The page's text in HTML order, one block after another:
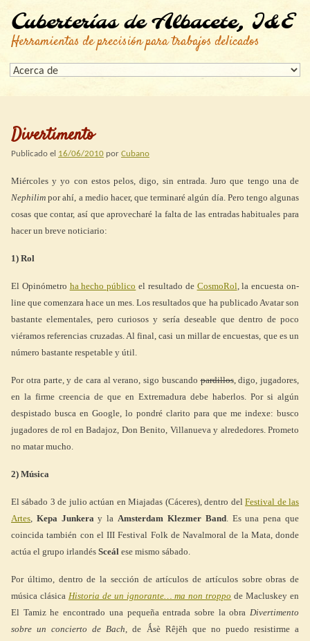
Cuberterías de Albacete, I&E
Herramientas de precisión para trabajos delicados
Divertimento
Publicado el 16/06/2010 por Cubano
Miércoles y yo con estos pelos, digo, sin entrada. Juro que tengo una de
Nephilim por ahí, a medio hacer, que terminaré algún día. Pero tengo algunas
cosas que contar, así que aprovecharé la falta de las entradas habituales para
hacer un breve noticiario:
1) Rol
El Opinómetro ha hecho público el resultado de CosmoRol, la encuesta on-
line que comenzara hace un mes. Los resultados que ha publicado Avatar son
bastante elementales, pero curiosos y sería deseable que dentro de poco
viéramos referencias cruzadas. Al final, casi un millar de encuestas, que es un
número bastante respetable y útil.
Por otra parte, y de cara al verano, sigo buscandopardillos, digo, jugadores,
en la firme creencia de que en Extremadura debe haberlos. Por si algún
despistado busca en Google, lo pondré clarito para que me indexe: busco
jugadores de rol en Badajoz, Don Benito, Villanueva y alrededores. Prometo
no matar mucho.
2) Música
El sábado 3 de julio actúan en Miajadas (Cáceres), dentro delFestival de las
Artes, Kepa Junkeray laAmsterdam Klezmer Band. Es una pena que
coincida también con el III Festival Folk de Navalmoral de la Mata, donde
actúa el grupo irlandés Sceál ese mismo sábado.
Por último, dentro de la sección de artículos de artículos sobre obras de
música clásica Historia de un ignorante… ma non troppo de Macluskey en
El Tamiz he encontrado una pequeña entrada sobre la obra Divertimento
sobre un concierto de Bach, de Ǻsè Rêjĕh que no puedo resistirme a